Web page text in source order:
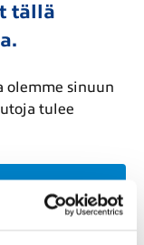
tällä
olemme sinuun
tulee